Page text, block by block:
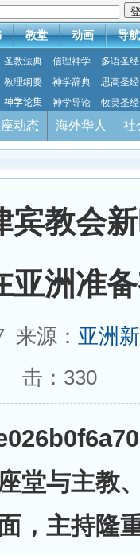
教堂 动画 导航
圣教法典 信理神学
多语圣经
教理纲要 神学辞典
思高圣经
神学论集 神学导论 牧灵圣经
动态 海外华人 社
宾教会
亚洲准
来源： 亚洲
击： 330
堂与主教
，主持隆